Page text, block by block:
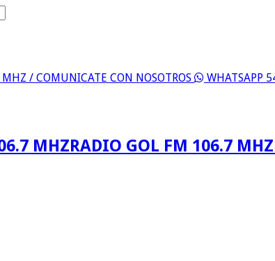
/ COMUNICATE CON NOSOTROS
WHATSAPP
RADIO GOL FM 106.7